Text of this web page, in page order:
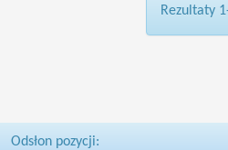
Rezultaty
Odsłon pozycji: